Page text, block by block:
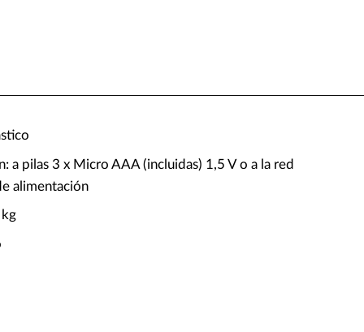
a pilas 3 x Micro AAA (incluidas) 1,5 V o a la red
alimentación
kg